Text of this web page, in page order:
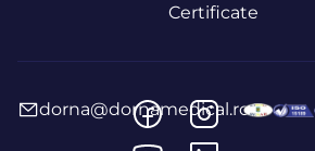
Certificate
dorna@dornamedical.ro